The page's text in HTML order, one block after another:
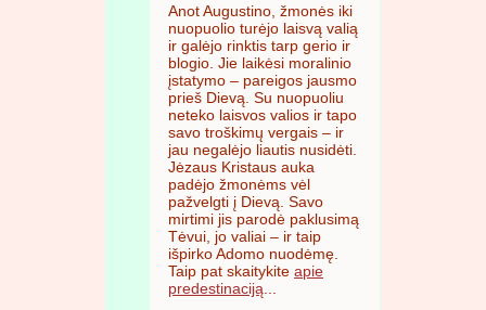
Anot Augustino, žmonės iki
nuopuolio turėjo laisvą valią
ir galėjo rinktis tarp gerio ir
blogio. Jie laikėsi moralinio
įstatymo – pareigos jausmo
prieš Dievą. Su nuopuoliu
neteko laisvos valios ir tapo
savo troškimų vergais – ir
jau negalėjo liautis nusidėti.
Jėzaus Kristaus auka
padėjo žmonėms vėl
pažvelgti į Dievą. Savo
mirtimi jis parodė paklusimą
Tėvui, jo valiai – ir taip
išpirko Adomo nuodėmę.
Taip pat skaitykite apie
predestinaciją